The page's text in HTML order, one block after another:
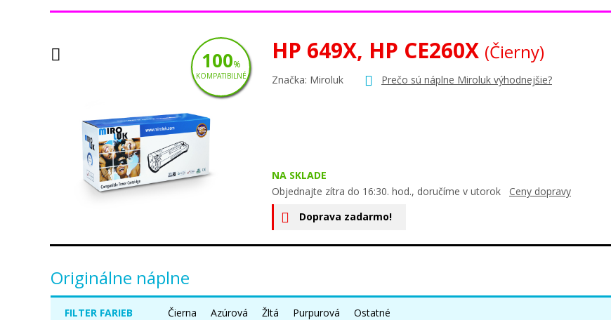
HP 649X, HP CE260X (Čierny)
Značka: Miroluk Prečo sú náplne Miroluk výhodnejšie?
NA SKLADE
Objednajte zítra do 16:30. hod., doručíme v utorok Ceny dopravy
Doprava zadarmo!
100%
KOMPATIBILNÉ
Originálne náplne
FILTER FARIEB Čierna Azúrová Žltá Purpurová Ostatné